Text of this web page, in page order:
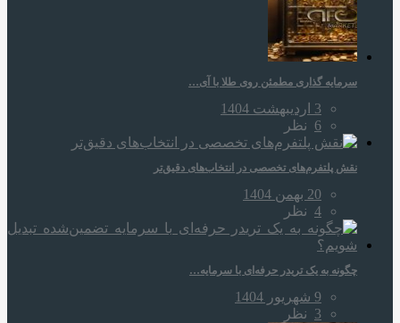
سرمایه‌ گذاری مطمئن روی طلا با آی…
3 اردیبهشت 1404
6 نظر
نقش پلتفرم‌های تخصصی در انتخاب‌های دقیق‌تر
20 بهمن 1404
4 نظر
چگونه به یک تریدر حرفه‌ای با سرمایه…
9 شهریور 1404
3 نظر